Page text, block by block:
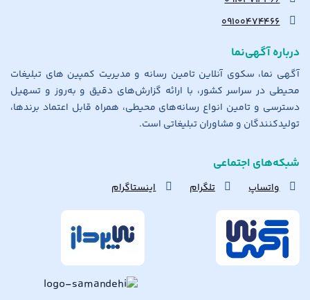
۰۹۱۰۰۴۷۴۴۶۶
درباره آگهی‌نما
آگهی نما، سکوی آنلاین تامین رسانه و مدیریت کمپین های تبلیغات
محیطی در سراسر کشور، با ارائه گزارش‌های دقیق و به‌روز و تسهیل
دسترسی و تامین انواع رسانه‌های محیطی، همراه قابل اعتماد برندها،
تولیدکنندگان و مشاوران تبلیغاتی است.
شبکه‌های اجتماعی
واتساپ تلگرام اینستاگرام